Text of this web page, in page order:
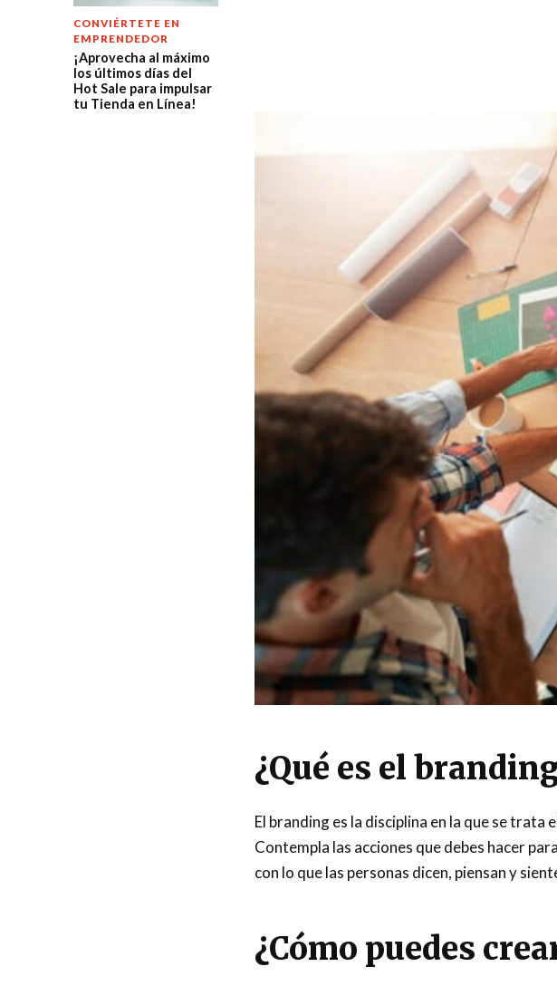
CONVIÉRTETE EN
EMPRENDEDOR
¡Aprovecha al máximo
los últimos días del
Hot Sale para impulsar
tu Tienda en Línea!
¿Qué es el
El branding es la disciplina en la que se
Contempla las acciones que debes hacer
con lo que las personas dicen, piensan y
¿Cómo puedes